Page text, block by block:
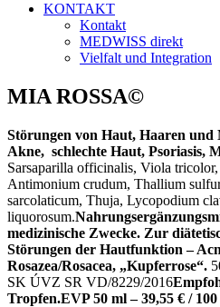
KONTAKT
Kontakt
MEDWISS direkt
Vielfalt und Integration
MIA ROSSA©
Störungen von Haut, Haaren und
Akne, schlechte Haut, Psoriasis,
Sarsaparilla officinalis, Viola
Antimonium crudum, Thallium
sarcolaticum, Thuja, Lycopodium
liquorosum.
medizinische Zwecke. Zur
Störungen der Hautfunktion –
Rosazea/Rosacea, „Kupferrose“.
SK ÚVZ SR VD/8229/2016
Tropfen.EVP 50 ml – 39,55 € /